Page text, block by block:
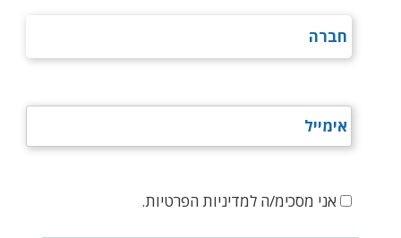
אני מסכימ/ה למדיניות הפרטיות.